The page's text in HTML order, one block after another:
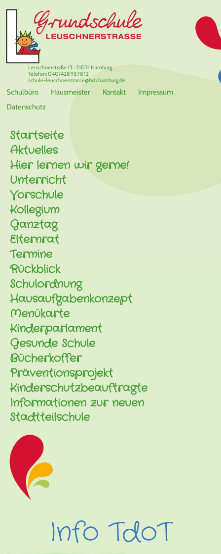
Schulbüro Hausmeister Kontakt
Impressum
Datenschutz
Leuschnerstraße 13 · 21031 Hamburg
Telefon: 040/428 93 78 12
schule-leuschnerstrasse@bsb.hamburg.de
Startseite
Aktuelles
Hier lernen wir gerne!
Unterricht
Vorschule
Kollegium
Ganztag
Elternrat
Termine
Rückblick
Schulordnung
Hausaufgabenkonzept
Menükarte
Kinderparlament
Gesunde Schule
Bücherkoffer
Präventionsprojekt
Kinderschutzbeauftragte
Informationen zur neuen
Stadtteilschule
Info TdoT